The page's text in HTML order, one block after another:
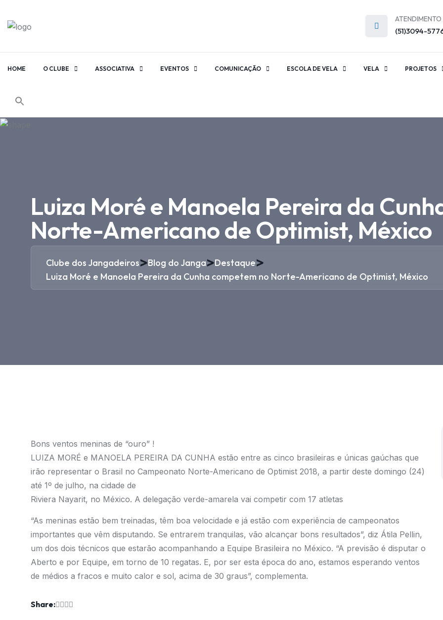
ATENDIMENTO
(51)3094-
HOME O CLUBE ASSOCIATIVA EVENTOS COMUNICAÇÃO ESCOLA DE VELA VELA PROJETOS
Luiza Moré e Manoela Pereira da
Norte-Americano de Optimist, México
Clube dos Jangadeiros>Blog do Janga>Destaque>
Luiza Moré e Manoela Pereira da Cunha competem no Norte-Americano de Optimist, México
Bons ventos meninas de “ouro” !
LUIZA MORÉ e MANOELA PEREIRA DA CUNHA estão entre as cinco brasileiras e únicas gaúchas que
irão representar o Brasil no Campeonato Norte-Americano de Optimist 2018, a partir deste domingo (24)
até 1º de julho, na cidade de
Riviera Nayarit, no México. A delegação verde-amarela vai competir com 17 atletas
“As meninas estão bem treinadas, têm boa velocidade e já estão com experiência de campeonatos
importantes que vêm disputando. Se entrarem tranquilas, vão alcançar bons resultados”, diz Átila Pellin,
um dos dois técnicos que estarão acompanhando a Equipe Brasileira no México. “A previsão é disputar o
Aberto e por Equipe, em torno de 10 regatas. E, por ser esta época do ano, estamos esperando ventos
de médios a fracos e muito calor e sol, acima de 30 graus”, complementa.
Share: